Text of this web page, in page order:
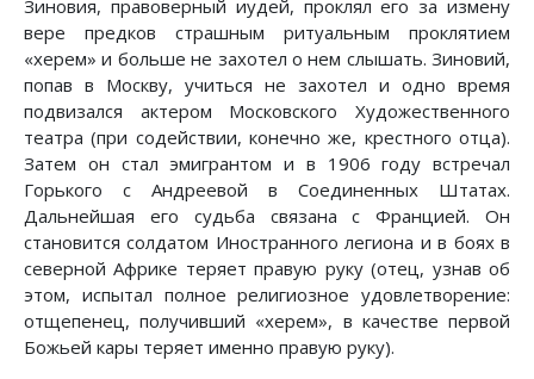
Зиновия, правоверный иудей, проклял его за измену
вере предков страшным ритуальным проклятием
«херем» и больше не захотел о нем слышать. Зиновий,
попав в Москву, учиться не захотел и одно время
подвизался актером Московского Художественного
театра (при содействии, конечно же, крестного отца).
Затем он стал эмигрантом и в 1906 году встречал
Горького с Андреевой в Соединенных Штатах.
Дальнейшая его судьба связана с Францией. Он
становится солдатом Иностранного легиона и в боях в
северной Африке теряет правую руку (отец, узнав об
этом, испытал полное религиозное удовлетворение:
отщепенец, получивший «херем», в качестве первой
Божьей кары теряет именно правую руку).